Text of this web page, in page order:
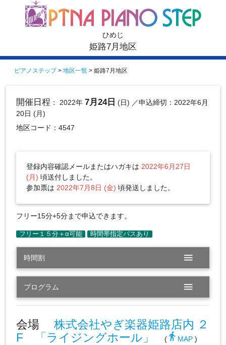
ひめじ
姫路7月地区
ピアノステップ> 地区一覧 > 姫路7月地区
開催日程 ： 2022年 7月24日 (日) ／申込締切：2022年6月
20日 (月)
地区コード：4547
登録内容確認メールまたはハガキは 2022年6月27日
(月) 頃送付しました。
参加票は 2022年7月8日 (金) 頃発送しました。
フリー15分+5分まで申込できます。
時間割 menu
プログラム menu
会場 株式会社やぎ楽器姫路店内 ２
F 「ライジングホール」
(directions_walk MAP)